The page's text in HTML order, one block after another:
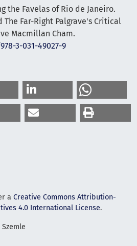
the Favelas of Rio de Janeiro.
The Far-Right Palgrave's Critical
Macmillan Cham.
3-031-49027-9
a Creative Commons Attribution-
4.0 International License.